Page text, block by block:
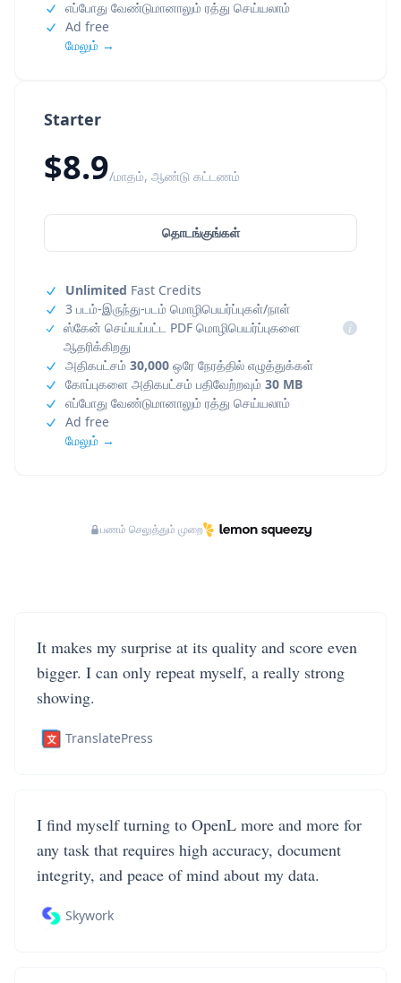
Starter
$8.9/மாதம், ஆண்டு கட்டணம்
தொடங்குங்கள்
Unlimited Fast Credits
3 படம்-இருந்து-படம் மொழிபெயர்ப்புகள்/நாள்
ஸ்கேன் செய்யப்பட்ட PDF மொழிபெயர்ப்புகளை
ஆதரிக்கிறது
i
அதிகபட்சம் 30,000 ஒரே நேரத்தில் எழுத்துக்கள்
கோப்புகளை அதிகபட்சம் பதிவேற்றவும் 30 MB
எப்போது வேண்டுமானாலும் ரத்து செய்யலாம்
Ad free
மேலும் →
எப்போது வேண்டுமானாலும் ரத்து செய்யலாம்
Ad free
மேலும் →
பணம் செலுத்தும் முறை
It makes my surprise at its quality and score even
bigger. I can only repeat myself, a really strong
showing.
TranslatePress
I find myself turning to OpenL more and more for
any task that requires high accuracy, document
integrity, and peace of mind about my data.
Skywork